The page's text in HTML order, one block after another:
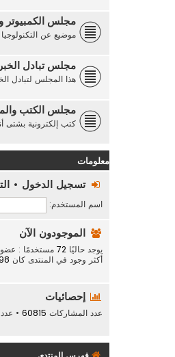
مجلس الكمبيوتر و
موضيع عن
مجلس تبادل
هذا المجلس لتبادل
مجلس الكتب
كتب إلكترونية بشتى
معلومات
تسجيل الدخول •
اسم المستخدم:
الموجودون الآن
يوجد حاليًا 72 مستخدمًا : عضو واحد، و 71 زائرًا (هذه البيانات تعتمد على
أكثر وجود في المنتدى كان
إحصائيات
عدد المشاركات 60815
•